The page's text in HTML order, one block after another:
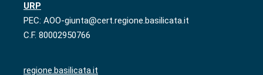
URP
PEC: AOO-giunta@cert.regione.basilicata.it
C.F. 80002950766
regione.basilicata.it